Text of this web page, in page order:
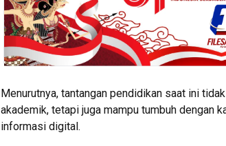
Menurutnya, tantangan pendidikan saat ini
akademik, tetapi juga mampu tumbuh dengan
informasi digital.